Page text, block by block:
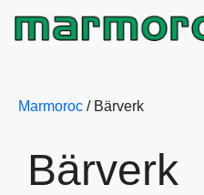
Hoppa
till
Marmoroc / Bärverk
Bärverk